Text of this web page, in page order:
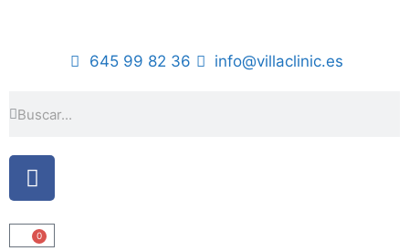
645 99 82 36 info@villaclinic.es
0